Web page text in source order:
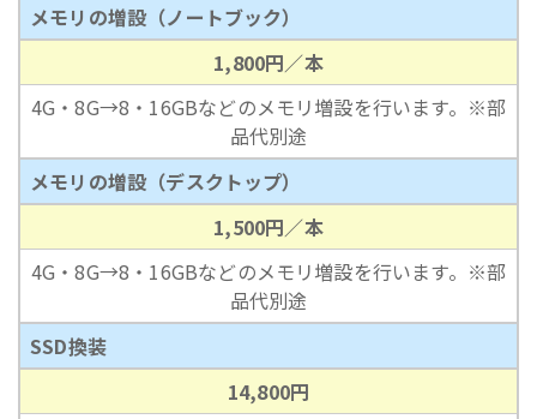
メモリの増設（ノートブック）
1,800円／本
4G・8G→8・16GBなどのメモリ増設を行います。※部
品代別途
メモリの増設（デスクトップ）
1,500円／本
4G・8G→8・16GBなどのメモリ増設を行います。※部
品代別途
SSD換装
14,800円